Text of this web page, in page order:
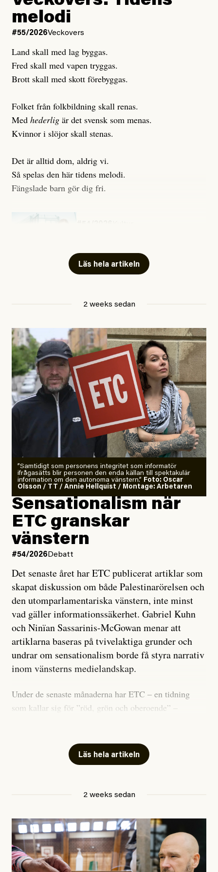
Publicerad6 August, 2026
Uppdaterad7 August, 2026
Uppdaterad3 August, 2026
melodi
#55/2026Veckovers
Land skall med lag byggas.
Fred skall med vapen tryggas.
Brott skall med skott förebyggas.
Folket från folkbildning skall renas.
Med hederlig är det svensk som menas.
Kvinnor i slöjor skall stenas.
Det är alltid dom, aldrig vi.
Så spelas den här tidens melodi.
Fängslade barn gör dig fri.
Läs hela artikeln
2 weeks sedan
”Samtidigt som personens integritet som informatör
ifrågasätts blir personen den enda källan till spektakulär
information om den autonoma vänstern.” Foto: Oscar
Olsson / TT / Annie Hellquist / Montage: Arbetaren
Sensationalism när
ETC granskar
vänstern
#54/2026 Debatt
Det senaste året har ETC publicerat artiklar som
skapat diskussion om både Palestinarörelsen och
den utomparlamentariska vänstern, inte minst
vad gäller informationssäkerhet. Gabriel Kuhn
och Ninïan Sassarinis-McGowan menar att
artiklarna baseras på tvivelaktiga grunder och
undrar om sensationalism borde få styra narrativ
inom vänsterns medielandskap.
Under de senaste månaderna har ETC – en tidning
som kallar sig för ”röd, grön och oberoende” –
skriver för? Vad betyder det att vara en ”röd, grön och
oberoende” tidning? Och vad är egentligen bra
Den första artikeln publicerades den 10 mars 2026.
utpekas som israelisk infiltratör”. Enligt ingressen
handlar artikeln om en person vars ”bakgrund skapar
splittring och oro i rörelsen”. Problemet är att artikeln
skapar betydligt mer oro i palestinarörelsen – och den
Läs hela artikeln
2 weeks sedan